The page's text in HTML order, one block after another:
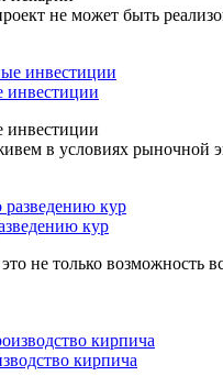
не может быть
в условиях рыночной
кур
не только возможность
кирпича